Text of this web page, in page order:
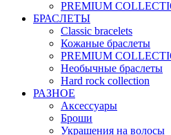
PREMIUM
БРАСЛЕТЫ
Classic bracelets
Кожаные браслеты
PREMIUM
Необычные браслеты
Hard rock collection
РАЗНОЕ
Аксессуары
Броши
Украшения на волосы